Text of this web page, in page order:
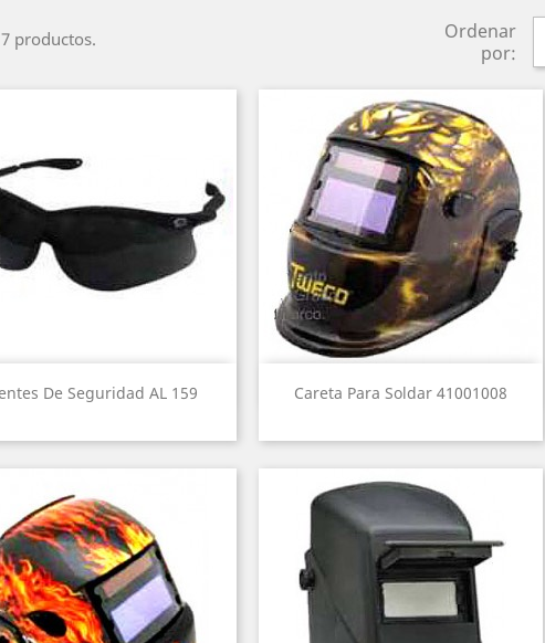
productos.
Ordenar
por:
De Seguridad AL 159
Vista rápida Careta Para Soldar 41001008
Vista rápida